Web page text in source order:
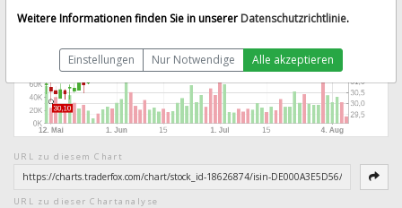
URL zu diesem Chart
URL zu dieser Chartanalyse
Weitere Informationen finden Sie in unserer Datenschutzrichtlinie.
Einstellungen Nur Notwendige Alle akzeptieren